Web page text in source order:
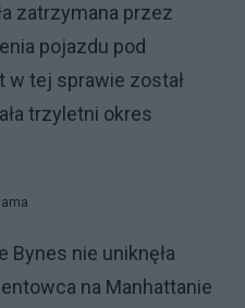
zatrzymana przez
pojazdu pod
w tej sprawie został
trzyletni okres
Bynes nie uniknęła
na Manhattanie